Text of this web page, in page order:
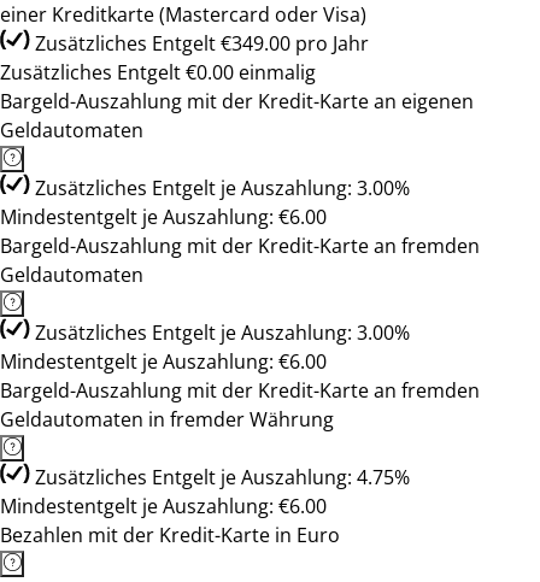
einer Kreditkarte (Mastercard oder Visa)
Zusätzliches Entgelt €349.00 pro Jahr
Zusätzliches Entgelt €0.00 einmalig
Bargeld-Auszahlung mit der Kredit-Karte an eigenen
Geldautomaten
Zusätzliches Entgelt je Auszahlung: 3.00%
Mindestentgelt je Auszahlung: €6.00
Bargeld-Auszahlung mit der Kredit-Karte an fremden
Geldautomaten
Zusätzliches Entgelt je Auszahlung: 3.00%
Mindestentgelt je Auszahlung: €6.00
Bargeld-Auszahlung mit der Kredit-Karte an fremden
Geldautomaten in fremder Währung
Zusätzliches Entgelt je Auszahlung: 4.75%
Mindestentgelt je Auszahlung: €6.00
Bezahlen mit der Kredit-Karte in Euro